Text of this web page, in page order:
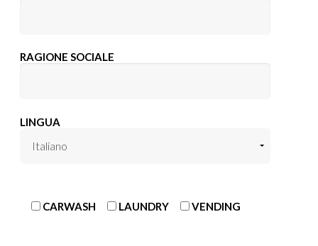
RAGIONE SOCIALE
LINGUA
CARWASH LAUNDRY VENDING